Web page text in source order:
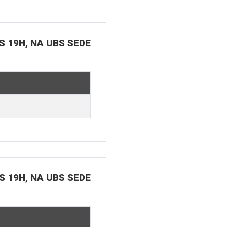
19H, NA UBS SEDE
19H, NA UBS SEDE